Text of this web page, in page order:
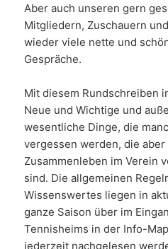
Aber auch unseren gern
Mitgliedern, Zuschauern
wieder viele nette und
Gespräche.
Mit diesem Rundschreiben
Neue und Wichtige und
wesentliche Dinge, die
vergessen werden, die
Zusammenleben im Verein
sind. Die allgemeinen
Wissenswertes liegen in
ganze Saison über im
Tennisheims in der Info-
jederzeit nachgelesen